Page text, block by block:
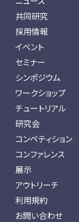
共同研究
採用情報
イベント
セミナー
シンポジウム
ワークショップ
チュートリアル
研究会
コンペティション
コンファレンス
展示
アウトリーチ
利用規約
お問い合わせ